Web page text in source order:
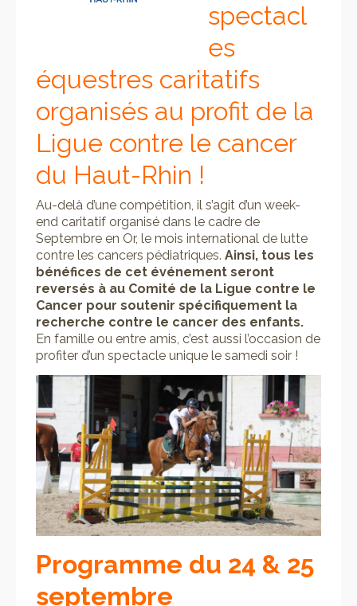
spectacl
es
équestres caritatifs
organisés au profit de la
Ligue contre le cancer
du Haut-Rhin !
Au-delà d’une compétition, il s’agit d’un week-
end caritatif organisé dans le cadre de
Septembre en Or, le mois international de lutte
contre les cancers pédiatriques. Ainsi, tous les
bénéfices de cet événement seront
reversés à au Comité de la Ligue contre le
Cancer pour soutenir spécifiquement la
recherche contre le cancer des enfants.
En famille ou entre amis, c’est aussi l’occasion de
profiter d’un spectacle unique le samedi soir !
Programme du 24 & 25
septembre